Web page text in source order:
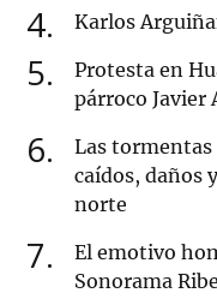
4 Karlos
5
Protesta en
párroco Javier
6
Las tormentas
caídos, daños
norte
7
El emotivo
Sonorama